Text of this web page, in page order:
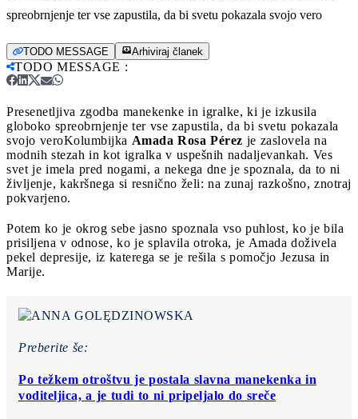
spreobrnjenje ter vse zapustila, da bi svetu pokazala svojo vero
TODO MESSAGE Arhiviraj članek
TODO MESSAGE :
Presenetljiva zgodba manekenke in igralke, ki je izkusila
globoko spreobrnjenje ter vse zapustila, da bi svetu pokazala
svojo veroKolumbijka Amada Rosa Pérez je zaslovela na
modnih stezah in kot igralka v uspešnih nadaljevankah. Ves
svet je imela pred nogami, a nekega dne je spoznala, da to ni
življenje, kakršnega si resnično želi: na zunaj razkošno, znotraj
pokvarjeno.
Potem ko je okrog sebe jasno spoznala vso puhlost, ko je bila
prisiljena v odnose, ko je splavila otroka, je Amada doživela
pekel depresije, iz katerega se je rešila s pomočjo Jezusa in
Marije.
Preberite še:
Po težkem otroštvu je postala slavna manekenka in
voditeljica, a je tudi to ni pripeljalo do sreče